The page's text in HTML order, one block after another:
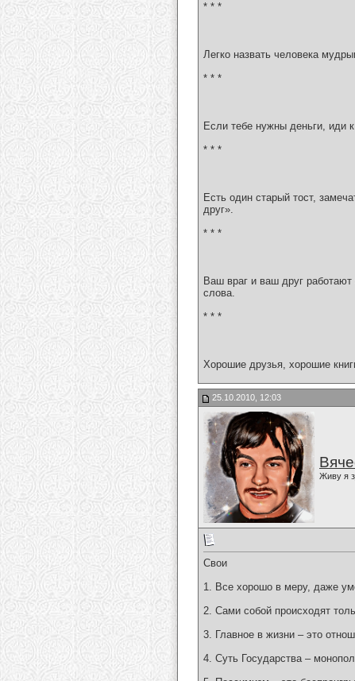
* * *
Легко назвать человека
* * *
Если тебе нужны деньги, иди
* * *
Есть один старый тост,
друг».
* * *
Ваш враг и ваш друг работают
слова.
* * *
Хорошие друзья, хорошие
25.10.2010, 12:03
Живу я
Свои
1. Все хорошо в меру, даже
2. Сами собой происходят
3. Главное в жизни – это
4. Суть Государства –